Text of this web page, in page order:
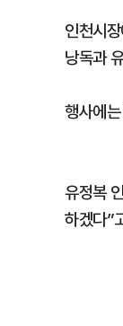
인천시
낭독과
행사에
유정복
하겠다”